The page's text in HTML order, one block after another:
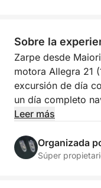
Sobre la
Zarpe desde
motora Allegra 21
excursión de día
un día completo
experimentando el
quienes desean
combinando
Leer más
Organizada
Súper